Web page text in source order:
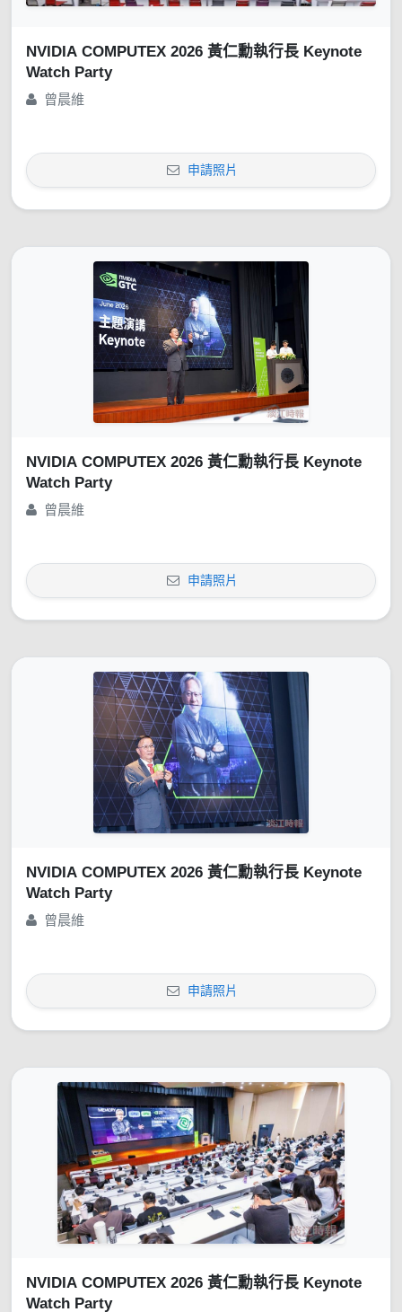
NVIDIA COMPUTEX 2026 黃仁勳執行長 Keynote
Watch Party
曾晨維
申請照片
NVIDIA COMPUTEX 2026 黃仁勳執行長 Keynote
Watch Party
曾晨維
申請照片
NVIDIA COMPUTEX 2026 黃仁勳執行長 Keynote
Watch Party
曾晨維
申請照片
NVIDIA COMPUTEX 2026 黃仁勳執行長 Keynote
Watch Party